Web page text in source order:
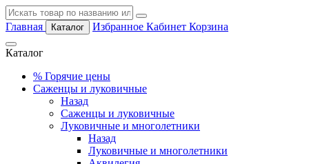
Главная Каталог Избранное Кабинет Корзина
Каталог
% Горячие цены
Саженцы и луковичные
Назад
Саженцы и луковичные
Луковичные и многолетники
Назад
Луковичные и многолетники